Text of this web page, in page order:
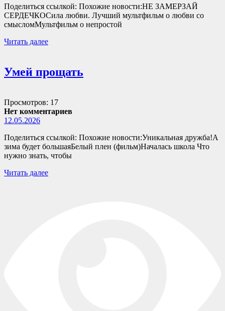
Поделиться ссылкой: Похожие новости:НЕ ЗАМЕРЗАЙ
СЕРДЕЧКОСила любви. Лучший мультфильм о любви со
смысломМультфильм о непростой
Читать далее
Умей прощать
Просмотров: 17
Нет комментариев
12.05.2026
Поделиться ссылкой: Похожие новости:Уникальная дружба!А
зима будет большаяБелый плен (фильм)Началась школа Что
нужно знать, чтобы
Читать далее